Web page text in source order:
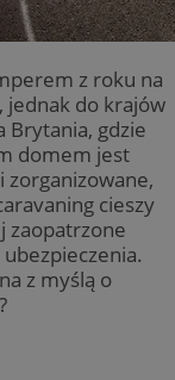
z roku na
jednak do krajów
Brytania, gdzie
domem jest
cieszy
zaopatrzone
z myślą o